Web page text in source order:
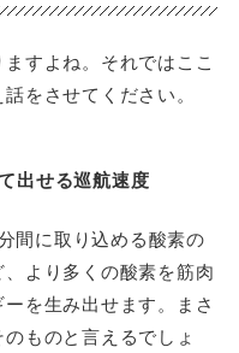
すよね。それではここ
をさせてください。
出せる巡航速度
間に取り込める酸素の
より多くの酸素を筋肉
を生み出せます。まさ
ものと言えるでしょ